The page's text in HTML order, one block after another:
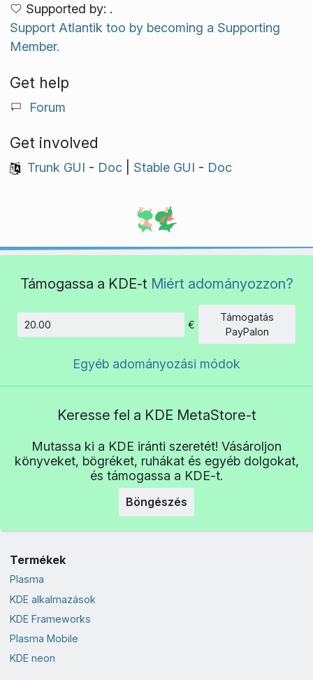
Supported by: .
Support Atlantik too by becoming a Supporting
Member.
Get help
Forum
Get involved
Trunk GUI - Doc| Stable GUI - Doc
Támogassa a KDE-t Miért adományozzon?
Összeg
€
Támogatás
PayPalon
Egyéb adományozási módok
Keresse fel a KDE MetaStore-t
Mutassa ki a KDE iránti szeretét! Vásároljon
könyveket, bögréket, ruhákat és egyéb dolgokat,
és támogassa a KDE-t.
Böngészés
Termékek
Plasma
KDE alkalmazások
KDE Frameworks
Plasma Mobile
KDE neon